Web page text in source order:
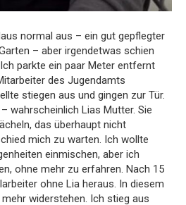
normal aus – ein gut gepflegter
– aber irgendetwas schien
parkte ein paar Meter entfernt
des Jugendamts
stiegen aus und gingen zur Tür.
wahrscheinlich Lias Mutter. Sie
das überhaupt nicht
mich zu warten. Ich wollte
einmischen, aber ich
ohne mehr zu erfahren. Nach 15
ohne Lia heraus. In diesem
widerstehen. Ich stieg aus